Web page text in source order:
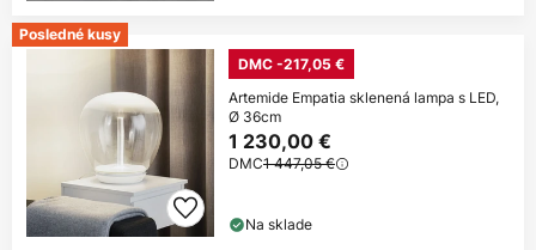
Posledné kusy
DMC -217,05 €
Artemide Empatia sklenená lampa s LED,
Ø 36cm
1 230,00 €
DMC1 447,05 €
Na sklade